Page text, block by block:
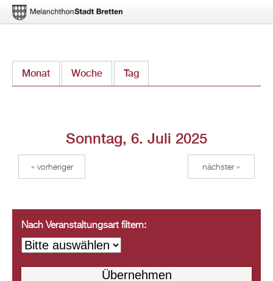
zum
Monat Woche Tag
Sonntag, 6. Juli 2025
« vorheriger nächster »
Nach Veranstaltungsart filtern: